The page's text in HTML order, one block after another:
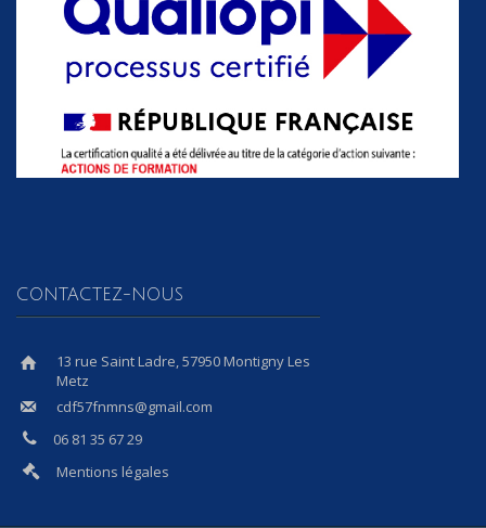
CONTACTEZ-NOUS
13 rue Saint Ladre, 57950 Montigny Les
Metz
cdf57fnmns@gmail.com
06 81 35 67 29
Mentions légales